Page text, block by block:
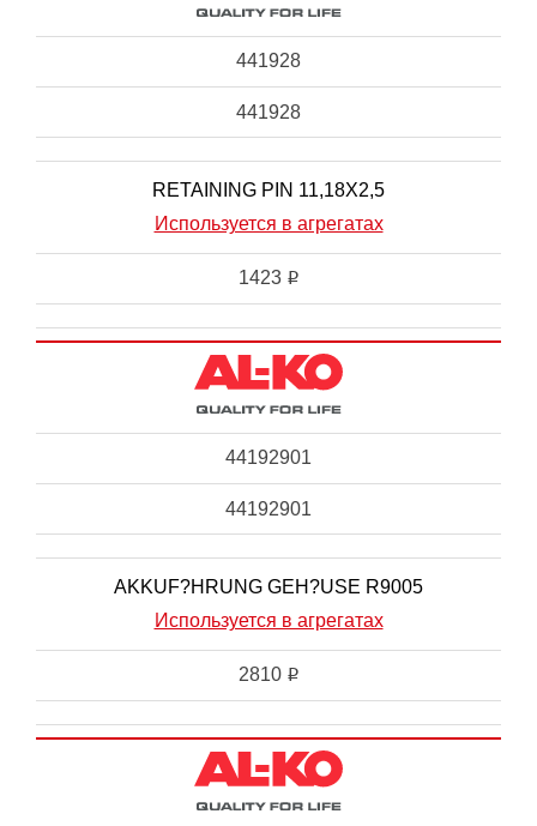
441928
441928
RETAINING PIN 11,18X2,5
Используется в агрегатах
1423 i
44192901
44192901
AKKUF?HRUNG GEH?USE R9005
Используется в агрегатах
2810 i